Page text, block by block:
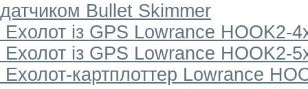
датчиком Bullet Skimmer
Ехолот із GPS Lowrance HOOK2-
Ехолот із GPS Lowrance HOOK2-
Ехолот-картплоттер Lowrance